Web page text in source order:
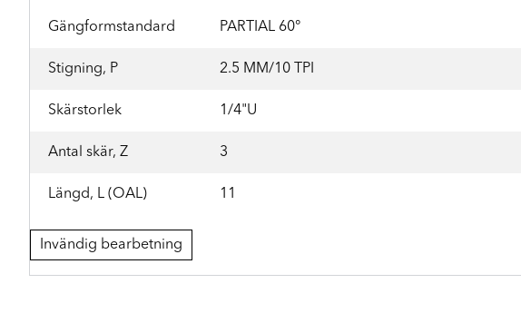
Gängformstandard PARTIAL 60°
Stigning, P 2.5 MM/10 TPI
Skärstorlek 1/4"U
Antal skär, Z 3
Längd, L (OAL) 11
Invändig bearbetning